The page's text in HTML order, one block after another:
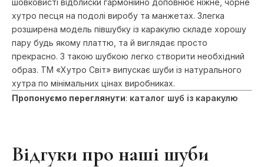
хутро песця на подолі виробу та манжетах. Злегка
розширена модель півшубку із каракулю складе хорошу
пару будь якому платтю, та й виглядає просто
прекрасно. З такою шубкою легко створити необхідний
образ. ТМ «Хутро Світ» випускає шуби із натурального
хутра по мінімальних цінах виробниках.
Пропонуємо переглянути: каталог шуб із каракулю
Відгуки про наші шуби